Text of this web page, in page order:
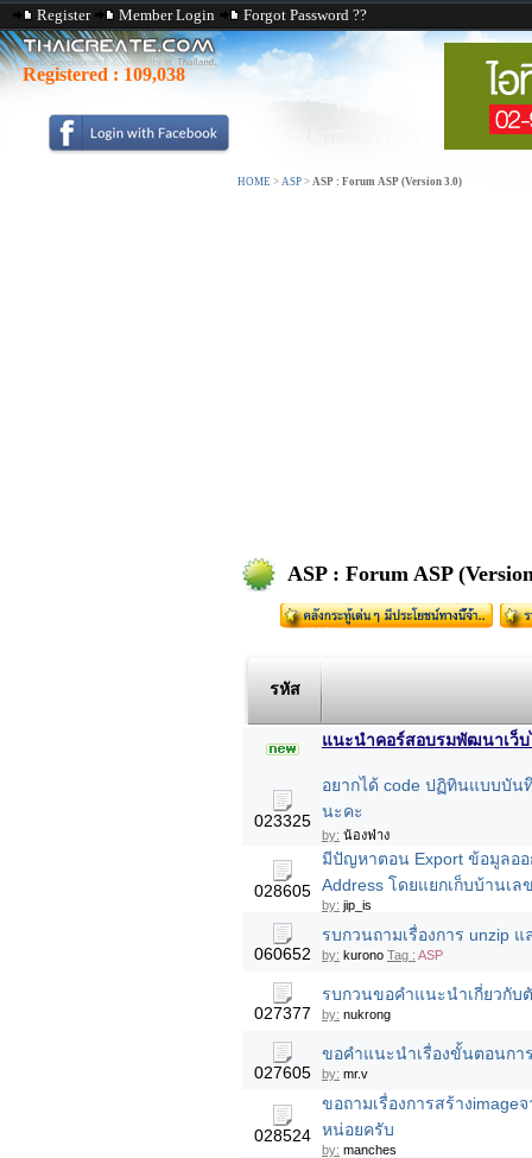
Register Member Login Forgot Password ??
Registered : 109,038
HOME > ASP > ASP : Forum ASP (Version 3.0)
ASP : Forum ASP
รหัส
แนะนำคอร์สอบรมพัฒนาเว็บ
023325
อยากได้ code ปฏิทินแบบบัน
นะคะ
by: น้องฟ่าง
028605
มีปัญหาตอน Export ข้อมูลอ
Address โดยแยกเก็บบ้านเล
by: jip_is
060652
รบกวนถามเรื่องการ unzip
by: kurono Tag : ASP
027377
รบกวนขอคำแนะนำเกี่ยวกับ
by: nukrong
027605
ขอคำแนะนำเรื่องขั้นตอนกา
by: mr.v
028524
ขอถามเรื่องการสร้างimage
หน่อยครับ
by: manches